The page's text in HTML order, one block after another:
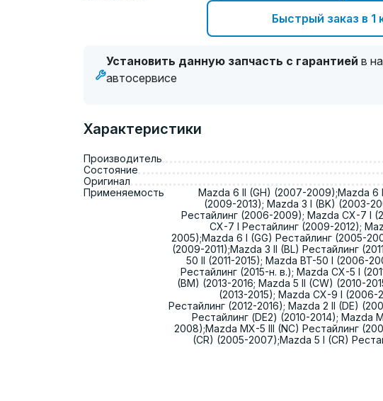
Быстрый заказ в 1
Установить данную запчасть с гарантией в
автосервисе
Характеристики
Производитель
Состояние
Оригинал
Применяемость
Mazda 6 II (GH) (2007-2009);Mazda 6
(2009-2013); Mazda 3 I (BK) (2003-
Рестайлинг (2006-2009); Mazda CX-7 I
CX-7 I Рестайлинг (2009-2012);
2005);Mazda 6 I (GG) Рестайлинг (2005-
(2009-2011);Mazda 3 II (BL) Рестайлинг
50 II (2011-2015); Mazda BT-50 I (2006-
Рестайлинг (2015-н. в.); Mazda CX-5 I
(BM) (2013-2016; Mazda 5 II (CW) (2010-
(2013-2015); Mazda CX-9 I (2006-
Рестайлинг (2012-2016); Mazda 2 II (DE)
Рестайлинг (DE2) (2010-2014); Mazda
2008);Mazda MX-5 III (NC) Рестайлинг
(CR) (2005-2007);Mazda 5 I (CR)